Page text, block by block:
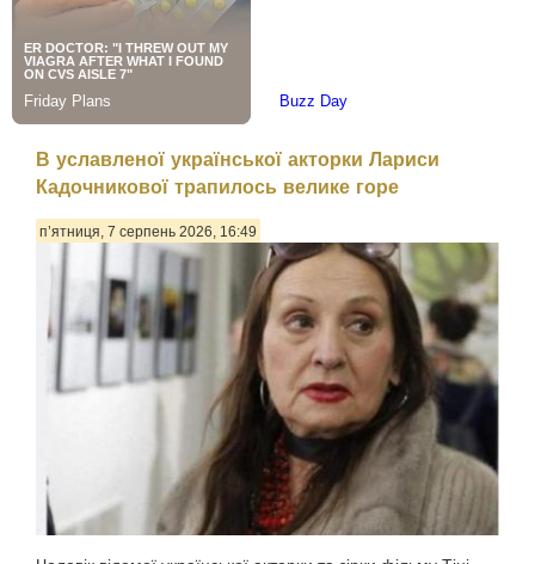
В уславленої української акторки Лариси
Кадочникової трапилось велике горе
п’ятниця, 7 серпень 2026, 16:49